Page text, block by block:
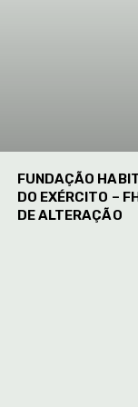
FUNDAÇÃO
DO EXÉRCITO –
DE ALTERAÇÃO